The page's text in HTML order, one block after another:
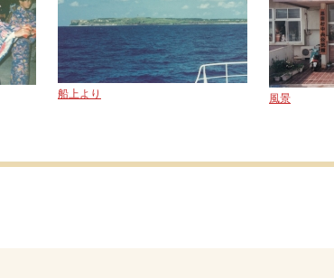
船上より 風景